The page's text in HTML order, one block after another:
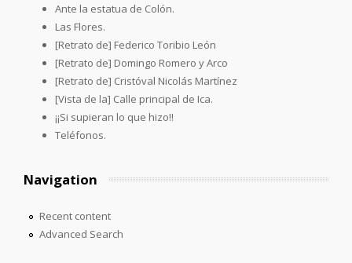
Ante la estatua de Colón.
Las Flores.
[Retrato de] Federico Toribio León
[Retrato de] Domingo Romero y Arco
[Retrato de] Cristóval Nicolás Martínez
[Vista de la] Calle principal de Ica.
¡¡Si supieran lo que hizo!!
Teléfonos.
Navigation
Recent content
Advanced Search